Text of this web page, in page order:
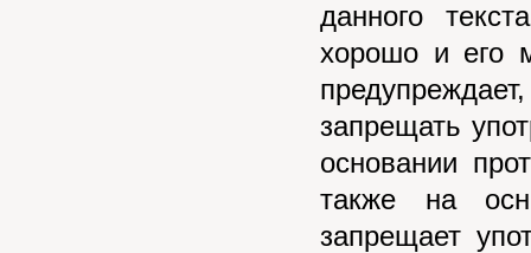
данного
хорошо и его
запрещать
основании
также на
запрещает